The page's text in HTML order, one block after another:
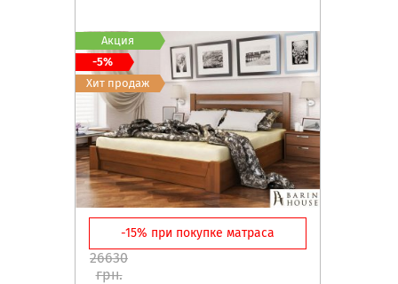
-15% при покупке матраса
26630
грн.
Акция
-5%
Хит продаж